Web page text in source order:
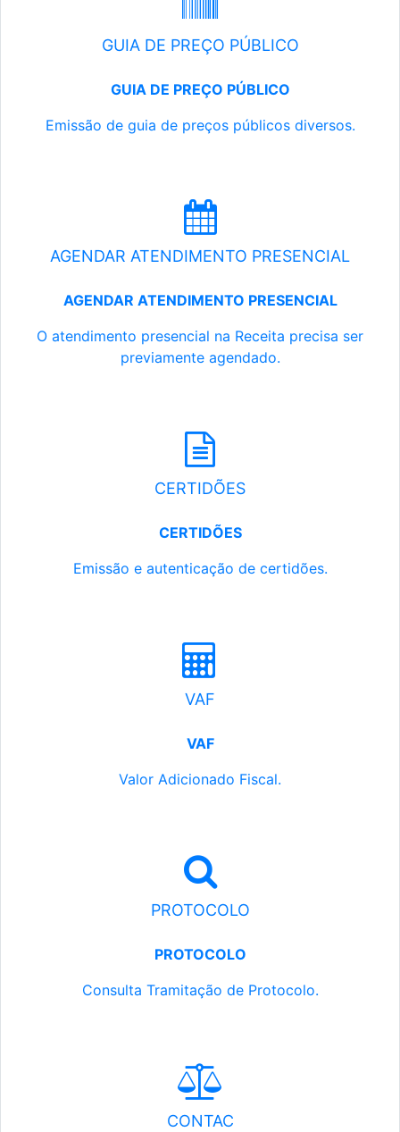
GUIA DE PREÇO PÚBLICO
GUIA DE PREÇO PÚBLICO
Emissão de guia de preços públicos diversos.
AGENDAR ATENDIMENTO PRESENCIAL
AGENDAR ATENDIMENTO PRESENCIAL
O atendimento presencial na Receita precisa ser
previamente agendado.
CERTIDÕES
CERTIDÕES
Emissão e autenticação de certidões.
VAF
VAF
Valor Adicionado Fiscal.
PROTOCOLO
PROTOCOLO
Consulta Tramitação de Protocolo.
CONTAC